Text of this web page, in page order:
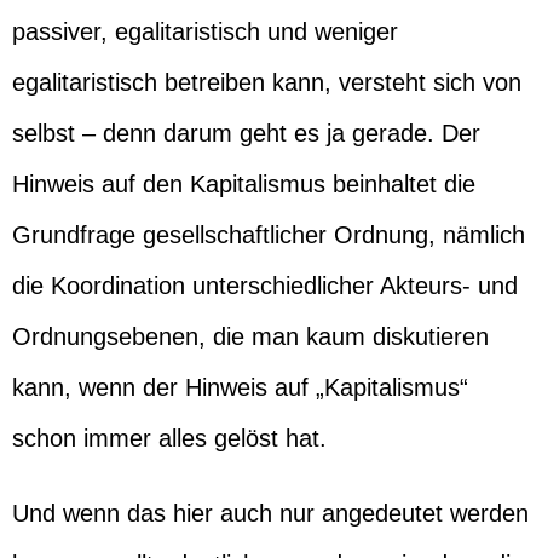
passiver, egalitaristisch und weniger
egalitaristisch betreiben kann, versteht sich von
selbst – denn darum geht es ja gerade. Der
Hinweis auf den Kapitalismus beinhaltet die
Grundfrage gesellschaftlicher Ordnung, nämlich
die Koordination unterschiedlicher Akteurs- und
Ordnungsebenen, die man kaum diskutieren
kann, wenn der Hinweis auf „Kapitalismus“
schon immer alles gelöst hat.
Und wenn das hier auch nur angedeutet werden